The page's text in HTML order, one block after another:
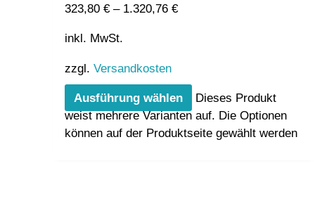
323,80 €– 1.320,76 €
inkl. MwSt.
zzgl. Versandkosten
Ausführung wählen
Dieses Produkt
weist mehrere Varianten auf. Die Optionen
können auf der Produktseite gewählt werden